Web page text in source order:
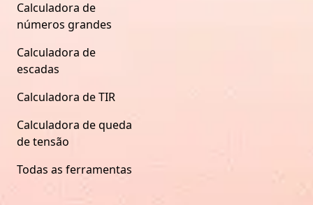
Calculadora de
números grandes
Calculadora de
escadas
Calculadora de TIR
Calculadora de queda
de tensão
Todas as ferramentas